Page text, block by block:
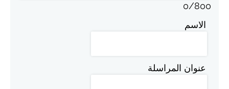
0/800
الاسم
عنوان المراسلة